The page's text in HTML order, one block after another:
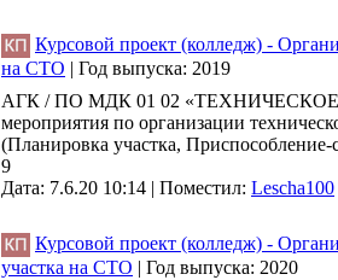
Курсовой проект (колледж) -
на СТО | Год выпуска: 2019
АГК / ПО МДК 01 02 «ТЕХНИЧЕСКОЕ
мероприятия по организации
(Планировка участка,
9
Дата: 7.6.20 10:14 | Поместил: Lescha100
Курсовой проект (колледж) -
участка на СТО | Год выпуска: 2020